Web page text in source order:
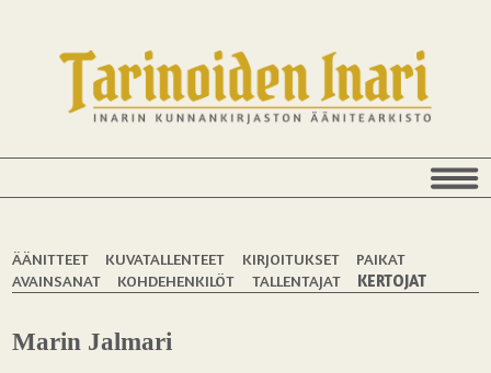
ÄÄNITTEET KUVATALLENTEET KIRJOITUKSET
PAIKAT
AVAINSANAT
KOHDEHENKILÖT TALLENTAJAT KERTOJAT
Marin Jalmari